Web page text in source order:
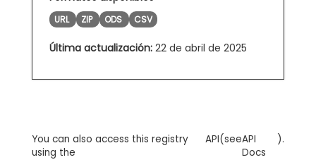
URL ZIP ODS CSV
Última actualización: 22 de abril de 2025
You can also access this registry
using the
API(seeAPI
Docs
).